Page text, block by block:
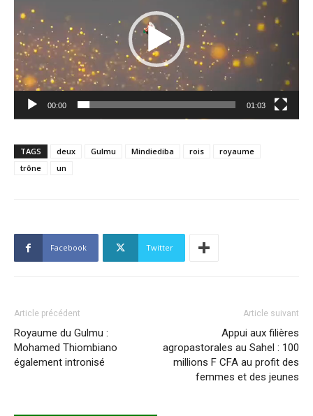
00:00 01:03
TAGS deux Gulmu Mindiediba rois
royaume
trône
un
Facebook Twitter
Article précédent
Royaume du Gulmu :
Mohamed Thiombiano
également intronisé
Article suivant
Appui aux filières
agropastorales au Sahel : 100
millions F CFA au profit des
femmes et des jeunes